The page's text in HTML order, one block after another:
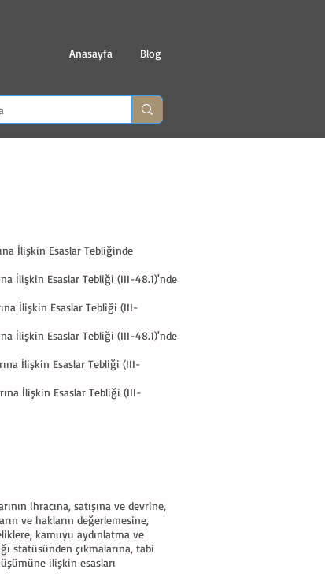
Anasayfa Blog
İlişkin Esaslar Tebliğinde
İlişkin Esaslar Tebliği (III-48.1)'nde
İlişkin Esaslar Tebliği (III-
İlişkin Esaslar Tebliği (III-48.1)'nde
İlişkin Esaslar Tebliği (III-
İlişkin Esaslar Tebliği (III-
ihracına, satışına ve devrine,
ve hakların değerlemesine,
kamuyu aydınlatma ve
statüsünden çıkmalarına, tabi
ilişkin esasları